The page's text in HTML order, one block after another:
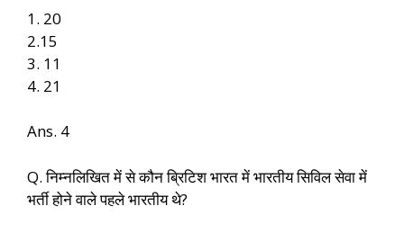
1. 20
2.15
3. 11
4. 21
Ans. 4
Q. निम्नलिखित में से कौन ब्रिटिश भारत में भारतीय सिविल सेवा में
भर्ती होने वाले पहले भारतीय थे?